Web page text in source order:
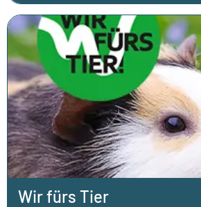
Wir fürs Tier